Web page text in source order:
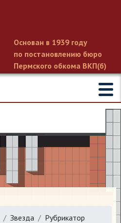
Основан в 1939 году
по постановлению бюро
Пермского обкома ВКП(б)
Звезда
Рубрикатор